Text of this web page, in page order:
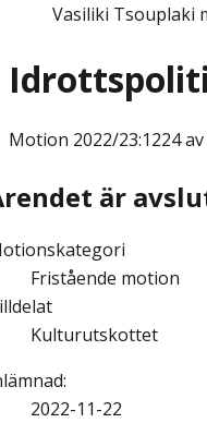
Vasiliki Tsouplaki
Motion 2022/23:1224
är
Fristående motion
Kulturutskottet
:
2022-11-22